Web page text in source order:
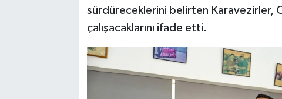
sürdüreceklerini belirten Karavezirler,
çalışacaklarını ifade etti.